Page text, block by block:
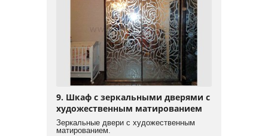
9. Шкаф с зеркальными дверями с
художественным матированием
Зеркальные двери с художественным
матированием.